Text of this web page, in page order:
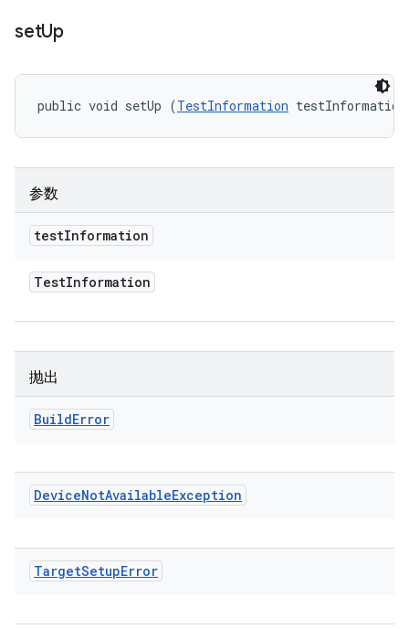
setUp
public void setUp (TestInformation
参数
testInformation
TestInformation
抛出
BuildError
DeviceNotAvailableException
TargetSetupError